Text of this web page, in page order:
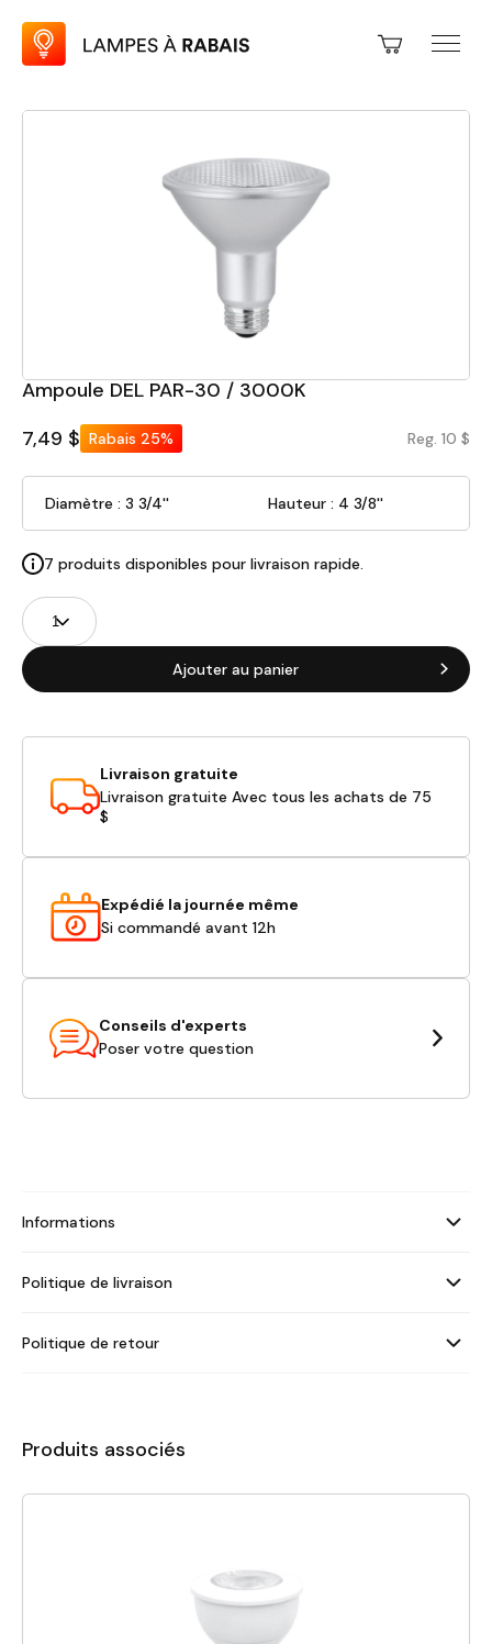
Ampoule DEL PAR-30 / 3000K
7,49 $ Rabais 25% Reg. 10 $
Diamètre : 3 3/4'' Hauteur : 4 3/8''
7 produits disponibles pour livraison rapide.
Champs
de
produits
Quantité
Ajouter au panier
Livraison gratuite
Livraison gratuite Avec tous les achats de 75
$
Expédié la journée même
Si commandé avant 12h
Conseils d'experts
Poser votre question
Informations
Politique de livraison
Politique de retour
Produits associés